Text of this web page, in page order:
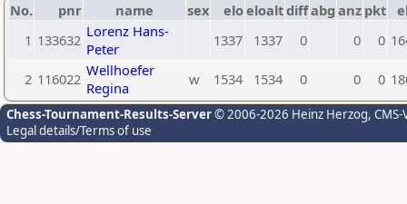
No. pnr name sex eloeloaltdiffabg anz pkt
1 133632 Lorenz Hans-
Peter
1337 1337 0 0 0
2 116022 Wellhoefer
Regina
w 1534 1534 0 0 0
Chess-Tournament-Results-Server© 2006-2026 Heinz Herzog,
Legal details/Terms of use